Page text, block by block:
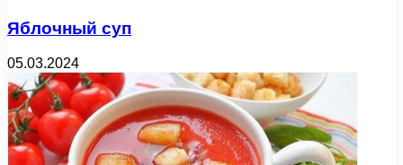
Яблочный суп
05.03.2024